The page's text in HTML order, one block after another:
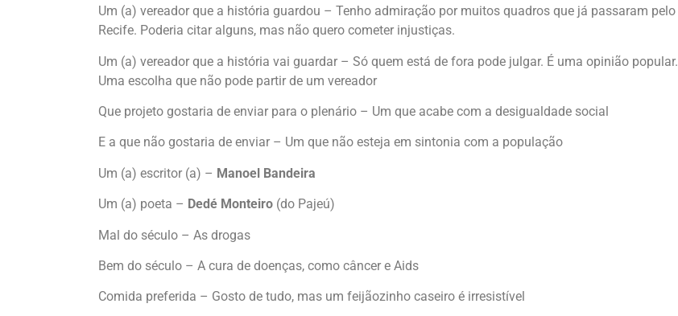
Um (a) vereador que a história guardou – Tenho admiração por muitos quadros que já passaram pelo
Recife. Poderia citar alguns, mas não quero cometer injustiças.
Um (a) vereador que a história vai guardar – Só quem está de fora pode julgar. É uma opinião popular.
Uma escolha que não pode partir de um vereador
Que projeto gostaria de enviar para o plenário – Um que acabe com a desigualdade social
E a que não gostaria de enviar – Um que não esteja em sintonia com a população
Um (a) escritor (a) – Manoel Bandeira
Um (a) poeta – Dedé Monteiro (do Pajeú)
Mal do século – As drogas
Bem do século – A cura de doenças, como câncer e Aids
Comida preferida – Gosto de tudo, mas um feijãozinho caseiro é irresistível